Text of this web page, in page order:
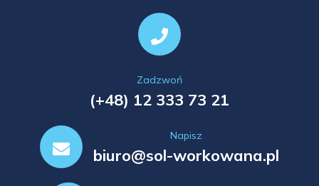
Zadzwoń
(+48) 12 333 73 21
Napisz
biuro@sol-workowana.pl